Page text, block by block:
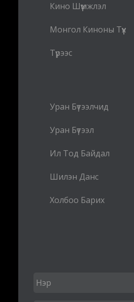
Кино Шүүмжлэл
Монгол Киноны Түүх
Түрээс
Уран Бүтээлчид
Уран Бүтээл
Ил Тод Байдал
Шилэн Данс
Холбоо Барих